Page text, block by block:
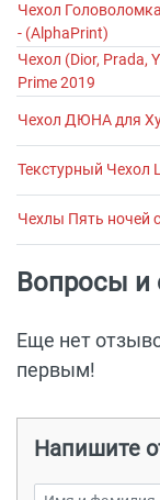
Чехол
- (AlphaPrint)
Чехол (Dior, Prada,
Prime 2019
Чехол ДЮНА для
Текстурный Чехол
Чехлы Пять ночей
Вопросы и
Еще нет
первым!
Напишите